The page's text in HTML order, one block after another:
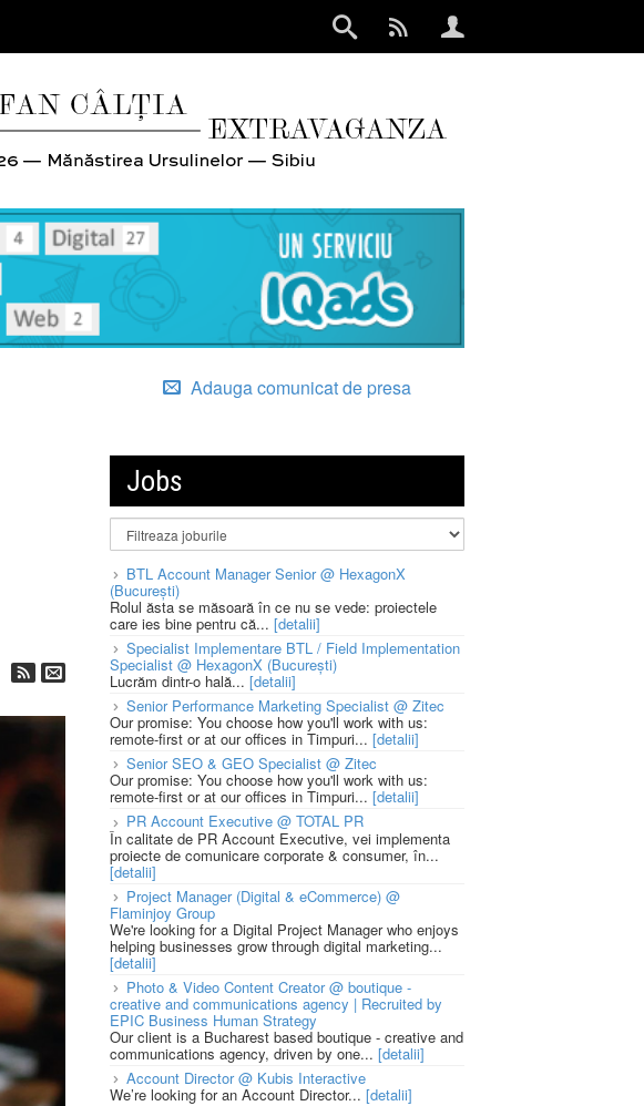
Adauga comunicat de presa
Jobs
BTL Account Manager Senior @ HexagonX
(București)
Rolul ăsta se măsoară în ce nu se vede: proiectele
care ies bine pentru că... [detalii]
Specialist Implementare BTL / Field Implementation
Specialist @ HexagonX (București)
Lucrăm dintr-o hală... [detalii]
Senior Performance Marketing Specialist @ Zitec
Our promise: You choose how you'll work with us:
remote-first or at our offices in Timpuri... [detalii]
Senior SEO & GEO Specialist @ Zitec
Our promise: You choose how you'll work with us:
remote-first or at our offices in Timpuri... [detalii]
PR Account Executive @ TOTAL PR
În calitate de PR Account Executive, vei implementa
proiecte de comunicare corporate & consumer, în...
[detalii]
Project Manager (Digital & eCommerce) @
Flaminjoy Group
We're looking for a Digital Project Manager who enjoys
helping businesses grow through digital marketing...
[detalii]
Photo & Video Content Creator @ boutique -
creative and communications agency | Recruited by
EPIC Business Human Strategy
Our client is a Bucharest based boutique - creative and
communications agency, driven by one... [detalii]
Account Director @ Kubis Interactive
We’re looking for an Account Director... [detalii]